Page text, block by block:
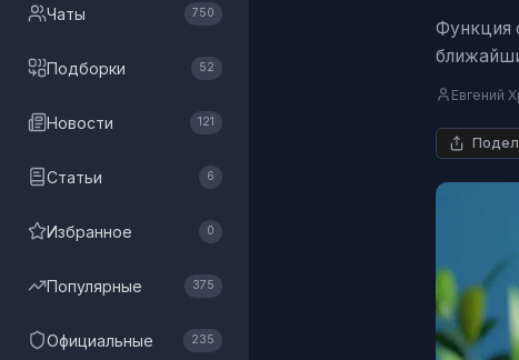
Чаты 750
Подборки 52
Новости 121
Статьи 6
Избранное 0
Популярные 375
Официальные 235
Функция
Евгений